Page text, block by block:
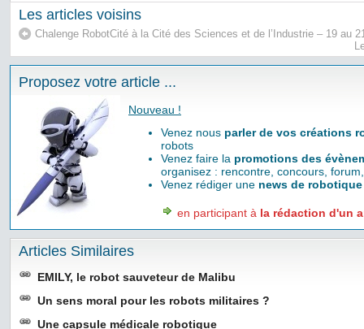
Les articles voisins
Chalenge RobotCité à la Cité des Sciences et de l’Industrie – 19 au
Proposez votre article ...
Nouveau !
Venez nous parler de vos créations
robots
Venez faire la promotions des
organisez : rencontre, concours,
Venez rédiger une news de robotique
en participant à la rédaction d'un
Articles Similaires
EMILY, le robot sauveteur de Malibu
Un sens moral pour les robots militaires ?
Une capsule médicale robotique